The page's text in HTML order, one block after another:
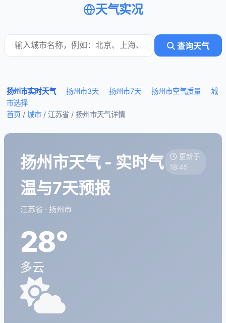
天气实况
查询天气
扬州市实时天气 扬州市3天 扬州市7天 扬州市空气质量
城
市选择
首页 / 城市 / 江苏省 / 扬州市天气详情
扬州市天气 - 实时气
温与7天预报
江苏省 · 扬州市
更新于
18:45
28°
多云